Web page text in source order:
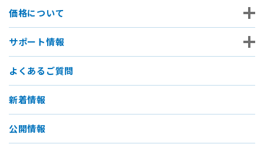
価格について
サポート情報
よくあるご質問
新着情報
公開情報